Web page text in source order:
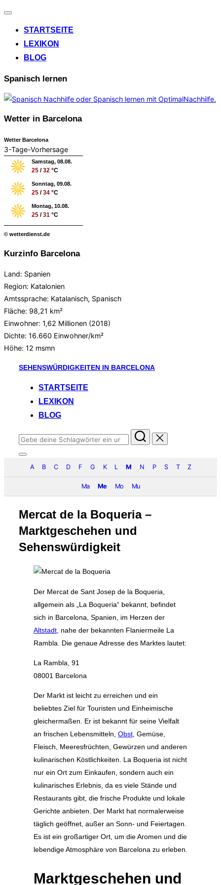
Navigation
STARTSEITE
LEXIKON
BLOG
Spanisch lernen
Wetter in Barcelona
Wetter Barcelona
3-Tage-Vorhersage
Samstag, 08.08.
25 /32 °C
Sonntag, 09.08.
25 /34 °C
Montag, 10.08.
25 /31 °C
© wetterdienst.de
Kurzinfo Barcelona
Land: Spanien
Region: Katalonien
Amtssprache: Katalanisch, Spanisch
Fläche: 98,21 km²
Einwohner: 1,62 Millionen (2018)
Dichte: 16.660 Einwohner/km²
Höhe: 12 msmn
springen
SEHENSWÜRDIGKEITEN IN BARCELONA
STARTSEITE
LEXIKON
BLOG
Suchen
nach:
Seitenleiste
A B C D F G K L M N P S T Z
Ma Me Mo Mu
Mercat de la Boqueria –
Marktgeschehen und
Sehenswürdigkeit
Der Mercat de Sant Josep de la Boqueria,
allgemein als „La Boqueria“ bekannt, befindet
sich in Barcelona, Spanien, im Herzen der
Altstadt , nahe der bekannten Flaniermeile La
Rambla. Die genaue Adresse des Marktes lautet:
La Rambla, 91
08001 Barcelona
Der Markt ist leicht zu erreichen und ein
beliebtes Ziel für Touristen und Einheimische
gleichermaßen. Er ist bekannt für seine Vielfalt
an frischen Lebensmitteln, Obst , Gemüse,
Fleisch, Meeresfrüchten, Gewürzen und anderen
kulinarischen Köstlichkeiten. La Boqueria ist nicht
nur ein Ort zum Einkaufen, sondern auch ein
kulinarisches Erlebnis, da es viele Stände und
Restaurants gibt, die frische Produkte und lokale
Gerichte anbieten. Der Markt hat normalerweise
täglich geöffnet, außer an Sonn- und Feiertagen.
Es ist ein großartiger Ort, um die Aromen und die
lebendige Atmosphäre von Barcelona zu erleben.
Marktgeschehen und